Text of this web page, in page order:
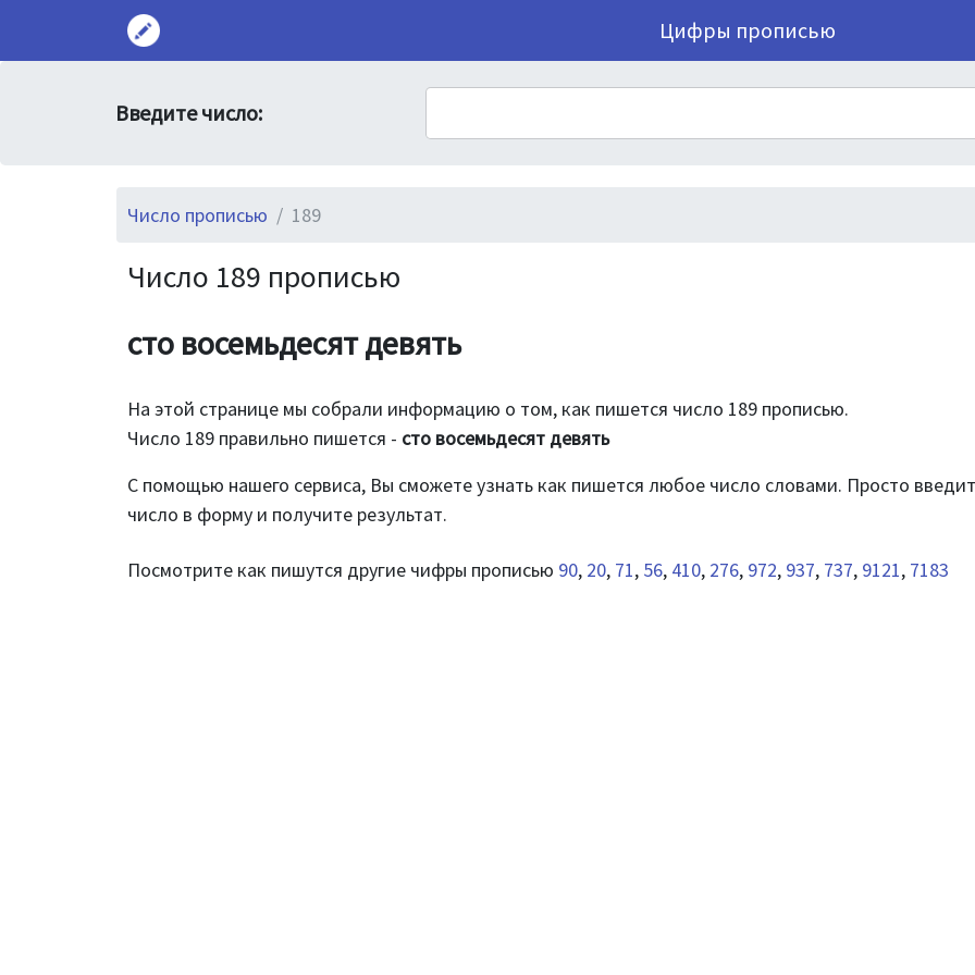
Цифры прописью
Введите число:
Число прописью 189
Число 189 прописью
сто восемьдесят девять
На этой странице мы собрали информацию о том, как пишется число 189 прописью.
Число 189 правильно пишется - сто восемьдесят девять
С помощью нашего сервиса, Вы сможете узнать как пишется любое число словами. Просто
число в форму и получите результат.
Посмотрите как пишутся другие чифры прописью 90, 20, 71, 56, 410, 276, 972, 937, 737, 9121, 7183